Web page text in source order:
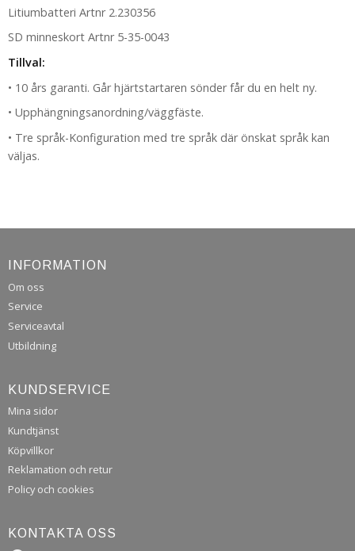
Litiumbatteri Artnr 2.230356
SD minneskort Artnr 5-35-0043
Tillval:
• 10 års garanti. Går hjärtstartaren sönder får du en helt ny.
• Upphängningsanordning/väggfäste.
• Tre språk-Konfiguration med tre språk där önskat språk kan
väljas.
INFORMATION
Om oss
Service
Serviceavtal
Utbildning
KUNDSERVICE
Mina sidor
Kundtjänst
Köpvillkor
Reklamation och retur
Policy och cookies
KONTAKTA OSS